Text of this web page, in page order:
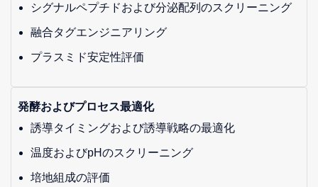
シグナルペプチドおよび分泌配列のスクリーニング
融合タグエンジニアリング
プラスミド安定性評価
発酵およびプロセス最適化
誘導タイミングおよび誘導戦略の最適化
温度およびpHのスクリーニング
培地組成の評価